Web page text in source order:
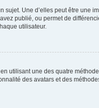
Une d’elles peut être
publié, ou permet de
utilisateur.
utilisant une des quatre
des avatars et des